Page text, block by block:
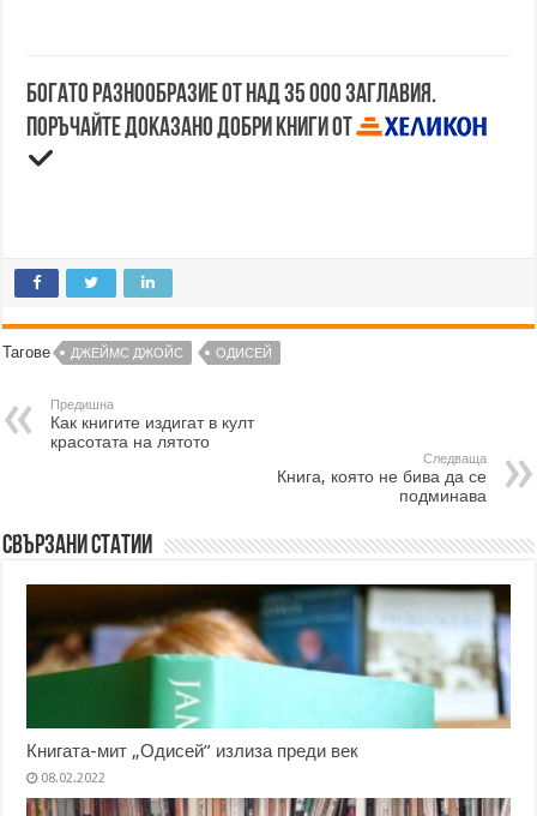
Богато разнообразие от над 35 000 заглавия.
Поръчайте доказано добри книги от
Тагове ДЖЕЙМС ДЖОЙС ОДИСЕЙ
Предишна
Как книгите издигат в култ
красотата на лятото
Следваща
Книга, която не бива да се
подминава
Свързани статии
Книгата-мит „Одисей” излиза преди век
08.02.2022